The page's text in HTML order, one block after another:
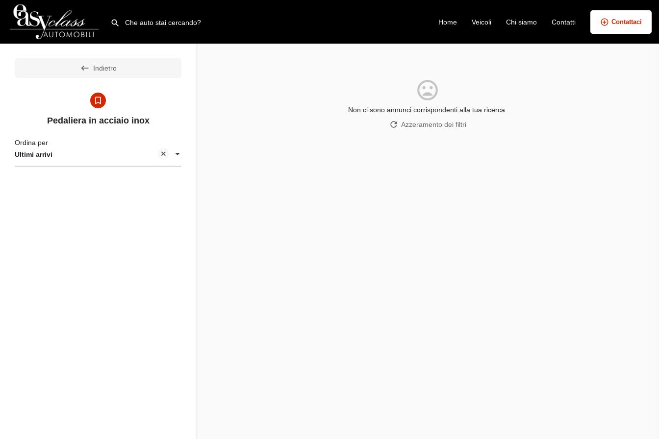
Home Veicoli Chi siamo Contatti Contattaci
Indietro
Pedaliera in acciaio inox
Ultimi arrivi
Ordina per
Non ci sono annunci corrispondenti alla tua ricerca.
Azzeramento dei filtri